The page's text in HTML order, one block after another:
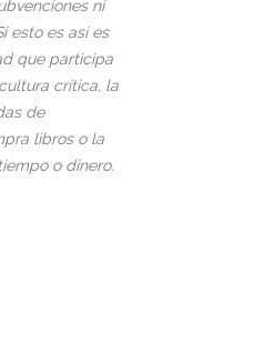
ni
esto es así es
que participa
crítica, la
de
libros o la
o dinero.